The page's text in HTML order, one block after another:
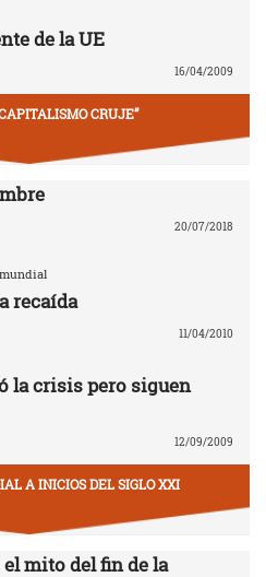
de la UE
16/04/2009
CRUJE”
20/07/2018
recaída
11/04/2010
la crisis pero siguen
12/09/2009
A INICIOS DEL SIGLO XXI
mito del fin de la